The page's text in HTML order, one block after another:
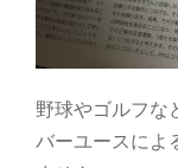
野球やゴルフな
バーユースによ